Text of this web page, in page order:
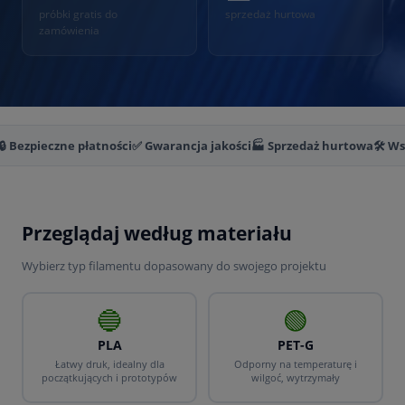
próbki gratis do
zamówienia
sprzedaż hurtowa
Bezpieczne płatności✅ Gwarancja jakości🏭 Sprzedaż hurtowa🛠️
Przeglądaj według materiału
Wybierz typ filamentu dopasowany do swojego projektu
🔵
PLA
Łatwy druk, idealny dla
początkujących i prototypów
🟢
PET-G
Odporny na temperaturę i
wilgoć, wytrzymały